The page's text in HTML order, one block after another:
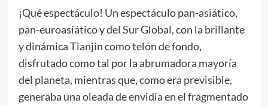
¡Qué espectáculo! Un espectáculo pan-asiático,
pan-euroasiático y del Sur Global, con la brillante
y dinámica Tianjin como telón de fondo,
disfrutado como tal por la abrumadora mayoría
del planeta, mientras que, como era previsible,
generaba una oleada de envidia en el fragmentado